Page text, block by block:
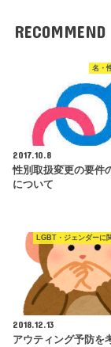
RECOMMEND
名・
2017.10.8
性別取扱変更の要件
について
LGBT・ジェンダーに
2018.12.13
アウティング予防を